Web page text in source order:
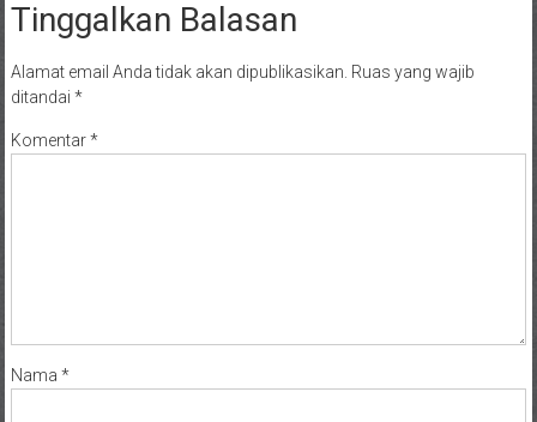
Tinggalkan Balasan
Alamat email Anda tidak akan dipublikasikan. Ruas yang wajib
ditandai *
Komentar*
Nama *